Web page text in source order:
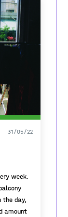
or
to
my
las finas
así,
no es la
me
en
mí, cada
31/05/22
week.
the day,
amount